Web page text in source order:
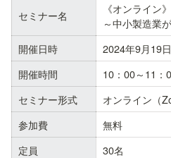
セミナー名
《オンライン
～中小製造業
開催日時
2024年9月19日
開催時間
10：00～11：
セミナー形式
オンライン（
参加費
無料
定員
30名